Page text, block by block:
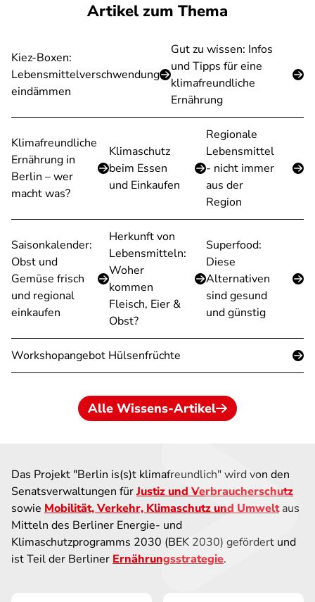
Artikel zum Thema
Kiez-Boxen:
Lebensmittelverschwendung
eindämmen
Gut zu wissen: Infos
und Tipps für eine
klimafreundliche
Ernährung
Klimafreundliche
Ernährung in
Berlin – wer
macht was?
Klimaschutz
beim Essen
und Einkaufen
Regionale
Lebensmittel
- nicht immer
aus der
Region
Saisonkalender:
Obst und
Gemüse frisch
und regional
einkaufen
Herkunft von
Lebensmitteln:
Woher
kommen
Fleisch, Eier &
Obst?
Superfood:
Diese
Alternativen
sind gesund
und günstig
Workshopangebot Hülsenfrüchte
Alle Wissens-Artikel
Das Projekt "Berlin is(s)t klimafreundlich" wird von den
Senatsverwaltungen fürJustiz und Verbraucherschutz
sowie Mobilität, Verkehr, Klimaschutz und Umweltaus
Mitteln des Berliner Energie- und
Klimaschutzprogramms 2030 (BEK 2030) gefördert und
ist Teil der Berliner Ernährungsstrategie.